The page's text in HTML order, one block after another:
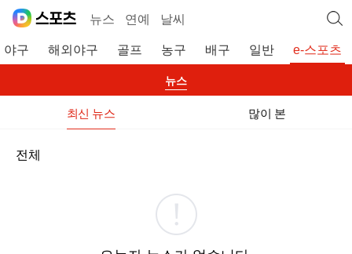
뉴스 연예 날씨
야구 해외야구 골프 농구 배구 일반 e-스포츠
뉴스
최신 뉴스 많이 본
전체